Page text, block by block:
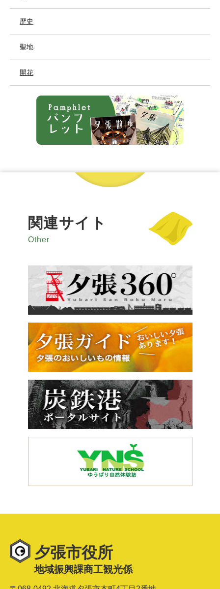
歴史
聖地
開花
関連サイト
Other
夕張市役所
地域振興課商工観光係